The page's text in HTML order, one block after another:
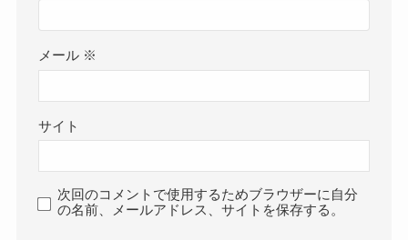
メール ※
サイト
次回のコメントで使用するためブラウザーに自分
の名前、メールアドレス、サイトを保存する。